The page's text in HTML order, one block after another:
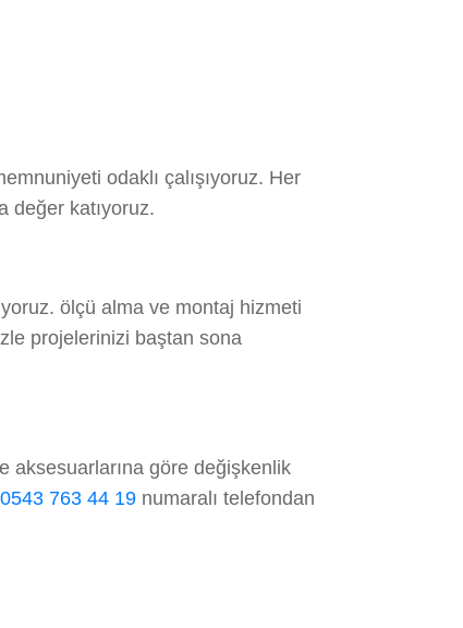
odaklı çalışıyoruz. Her
değer katıyoruz.
ölçü alma ve montaj hizmeti
projelerinizi baştan sona
aksesuarlarına göre değişkenlik
0543 763 44 19 numaralı telefondan